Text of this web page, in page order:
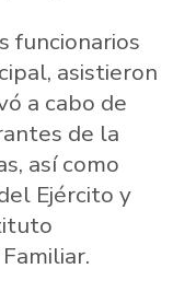
funcionarios
asistieron
a cabo de
de la
así como
Ejército y